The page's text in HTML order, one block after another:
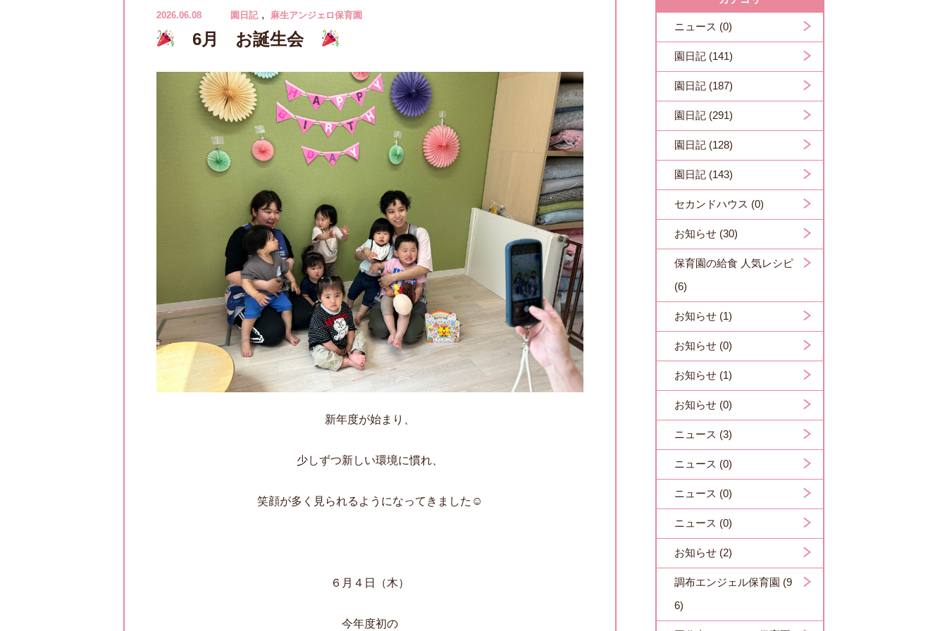
2026.06.08 園日記 , 麻生アンジェロ保育園
6月 お誕生会
新年度が始まり、
少しずつ新しい環境に慣れ、
笑顔が多く見られるようになってきました☺
６月４日（木）
今年度初の
ニュース (0)
園日記 (141)
園日記 (187)
園日記 (291)
園日記 (128)
園日記 (143)
セカンドハウス (0)
お知らせ (30)
保育園の給食 人気レシピ
(6)
お知らせ (1)
お知らせ (0)
お知らせ (1)
お知らせ (0)
ニュース (3)
ニュース (0)
ニュース (0)
ニュース (0)
お知らせ (2)
調布エンジェル保育園 (9
6)